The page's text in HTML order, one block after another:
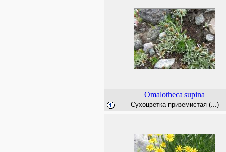
Omalotheca supina
Сухоцветка приземистая (...)